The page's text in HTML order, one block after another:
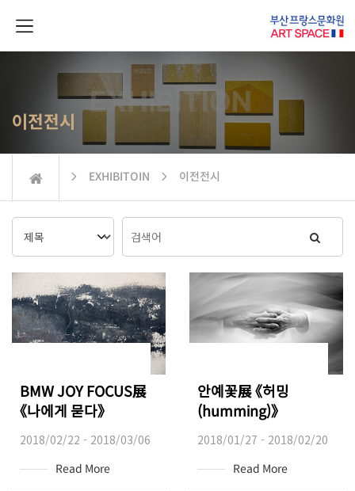
이전전시
 EXHIBITOIN  이전전시
BMW JOY FOCUS展
《나에게 묻다》
2018/02/22 - 2018/03/06
Read More
안예꽃展 《허밍
(humming)》
2018/01/27 - 2018/02/20
Read More